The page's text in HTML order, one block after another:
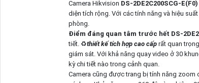
Camera Hikvision DS-2DE2C200SCG-E(F0)
diện tích rộng. Với các tính năng và hiệu
phòng.
Điểm đáng quan tâm trước hết DS-
tiết. ♻thiết kế tích hợp cao cấprất quan
giám sát. Với khả năng quay video ở 30
kỳ chi tiết nào trong cảnh quan.
Camera cũng được trang bị tính năng zoom